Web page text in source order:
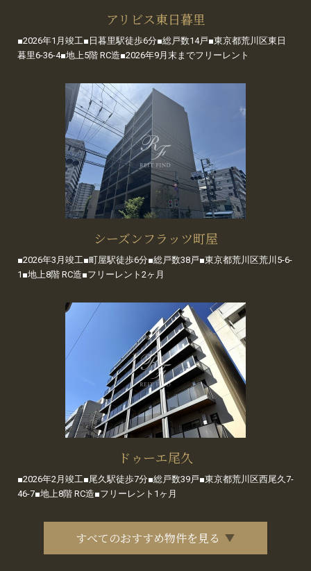
アリビス東日暮里
■2026年1月竣工■日暮里駅徒歩6分■総戸数14戸■東京都荒川区東日
暮里6-36-4■地上5階 RC造■2026年9月末までフリーレント
シーズンフラッツ町屋
■2026年3月竣工■町屋駅徒歩6分■総戸数38戸■東京都荒川区荒川5-6-
1■地上8階 RC造■フリーレント2ヶ月
ドゥーエ尾久
■2026年2月竣工■尾久駅徒歩7分■総戸数39戸■東京都荒川区西尾久7-
46-7■地上8階 RC造■フリーレント1ヶ月
すべてのおすすめ物件を見る